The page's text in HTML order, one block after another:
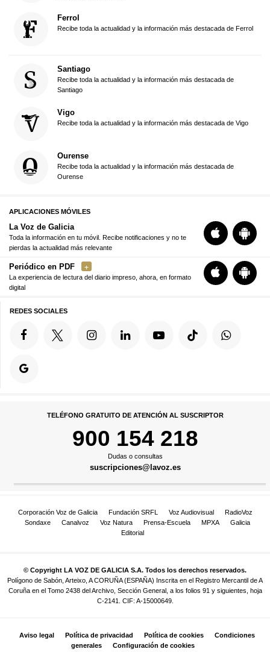
Ferrol
Recibe toda la actualidad y la información más destacada de Ferrol
Santiago
Recibe toda la actualidad y la información más destacada de
Santiago
Vigo
Recibe toda la actualidad y la información más destacada de Vigo
Ourense
Recibe toda la actualidad y la información más destacada de
Ourense
APLICACIONES MÓVILES
La Voz de Galicia
Toda la información en tu móvil. Recibe notificaciones y no te
pierdas la actualidad más relevante
Periódico en PDF
La experiencia de lectura del diario impreso, ahora, en formato
digital
REDES SOCIALES
TELÉFONO GRATUITO DE ATENCIÓN AL SUSCRIPTOR
900 154 218
Dudas o consultas
suscripciones@lavoz.es
Corporación Voz de Galicia Fundación SRFL Voz Audiovisual
RadioVoz
Sondaxe
Canalvoz Voz Natura Prensa-Escuela MPXA
Galicia
Editorial
© Copyright LA VOZ DE GALICIA S.A. Todos los derechos reservados.
Polígono de Sabón, Arteixo, A CORUÑA (ESPAÑA) Inscrita en el Registro Mercantil de A
Coruña en el Tomo 2438 del Archivo, Sección General, a los folios 91 y siguientes, hoja
C-2141. CIF: A-15000649.
Aviso legal Política de privacidad Política de cookies
Condiciones
generales
Configuración de cookies